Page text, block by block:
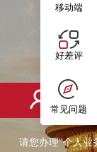
移动端
好差评
常见问题
个人登
请您办理"个人业